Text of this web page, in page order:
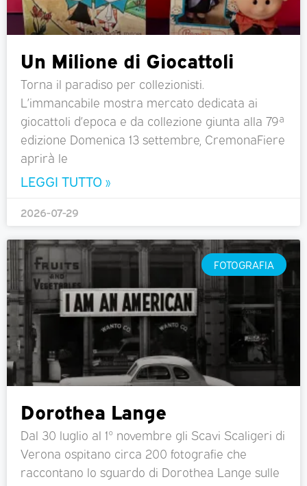
Un Milione di Giocattoli
Torna il paradiso per collezionisti.
L’immancabile mostra mercato dedicata ai
giocattoli d’epoca e da collezione giunta alla 79ª
edizione Domenica 13 settembre, CremonaFiere
aprirà le
LEGGI TUTTO »
2026-07-29
FOTOGRAFIA
Dorothea Lange
Dal 30 luglio al 1° novembre gli Scavi Scaligeri di
Verona ospitano circa 200 fotografie che
raccontano lo sguardo di Dorothea Lange sulle